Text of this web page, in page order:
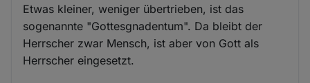
Etwas kleiner, weniger übertrieben, ist das
sogenannte "Gottesgnadentum". Da bleibt der
Herrscher zwar Mensch, ist aber von Gott als
Herrscher eingesetzt.